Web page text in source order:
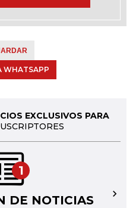
WHATSAPP
EXCLUSIVOS PARA
1
DE NOTICIAS →